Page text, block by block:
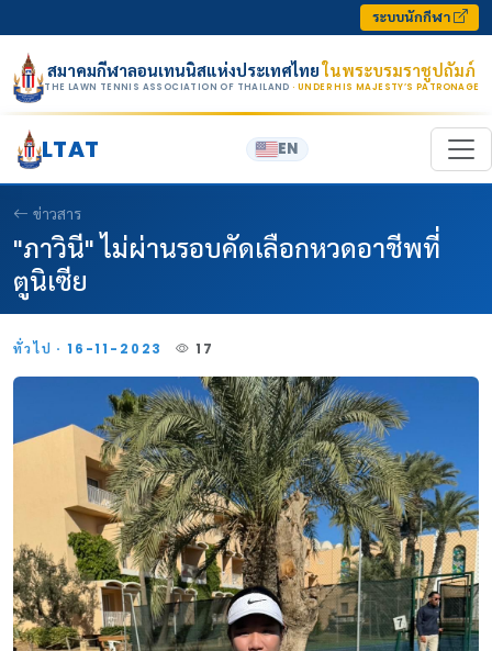
ระบบนักกีฬา
สมาคมกีฬาลอนเทนนิสแห่งประเทศไทยในพระบรมราชูปถัมภ์
THE LAWN TENNIS ASSOCIATION OF THAILAND · UNDER HIS MAJESTY’S PATRONAGE
LTAT EN
ข่าวสาร
"ภาวินี" ไม่ผ่านรอบคัดเลือกหวดอาชีพที่
ตูนิเซีย
ทั่วไป · 16-11-2023 17